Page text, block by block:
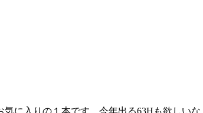
に入りの１本です。今年出る63Hも欲しいな